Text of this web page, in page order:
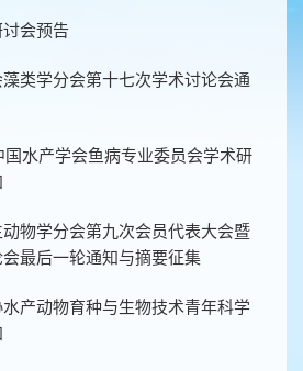
会预告
类学分会第十七次学术讨论会通
国水产学会鱼病专业委员会学术研
物学分会第九次会员代表大会暨
最后一轮通知与摘要征集
产动物育种与生物技术青年科学